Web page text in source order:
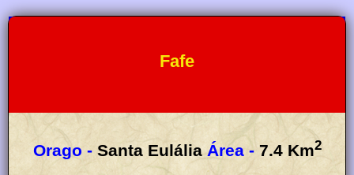
Fafe
Orago - Santa Eulália Área - 7.4 Km2